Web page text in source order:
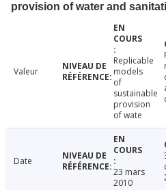
provision of water and
Valeur
Replicable
models
of
sustainable
provision
of wate
Date
23 mars
2010